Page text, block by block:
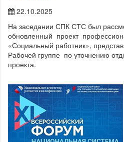
22.10.2025
На заседании СПК СТС был
обновленный проект
«Социальный работник»,
Рабочей группе по уточнению
проекта.